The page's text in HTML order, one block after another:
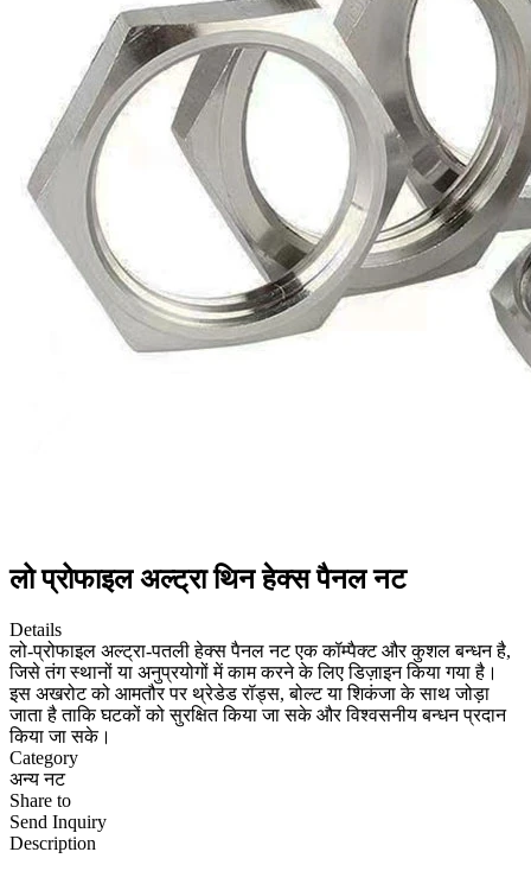
लो प्रोफाइल अल्ट्रा थिन हेक्स पैनल नट
Details
लो-प्रोफाइल अल्ट्रा-पतली हेक्स पैनल नट एक कॉम्पैक्ट और कुशल बन्धन है,
जिसे तंग स्थानों या अनुप्रयोगों में काम करने के लिए डिज़ाइन किया गया है।
इस अखरोट को आमतौर पर थ्रेडेड रॉड्स, बोल्ट या शिकंजा के साथ जोड़ा
जाता है ताकि घटकों को सुरक्षित किया जा सके और विश्वसनीय बन्धन प्रदान
किया जा सके।
Category
अन्य नट
Share to
Send Inquiry
Description